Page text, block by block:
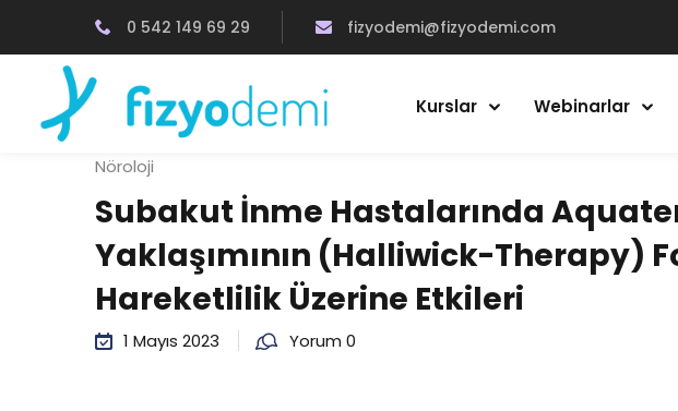
0 542 149 69 29 fizyodemi@fizyodemi.com
Kurslar Webinarlar
Nöroloji
Subakut İnme Hastalarında
Yaklaşımının (Halliwick-Therapy)
Hareketlilik Üzerine Etkileri
1 Mayıs 2023 Yorum 0